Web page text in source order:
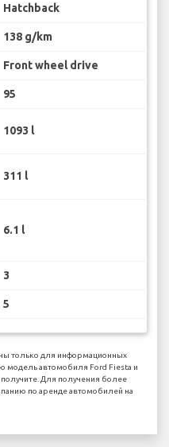
Hatchback
138 g/km
Front wheel drive
95
1093 l
311 l
6.1 l
3
5
только для информационных
модель автомобиля Ford Fiesta и
Для получения более
по аренде автомобилей на